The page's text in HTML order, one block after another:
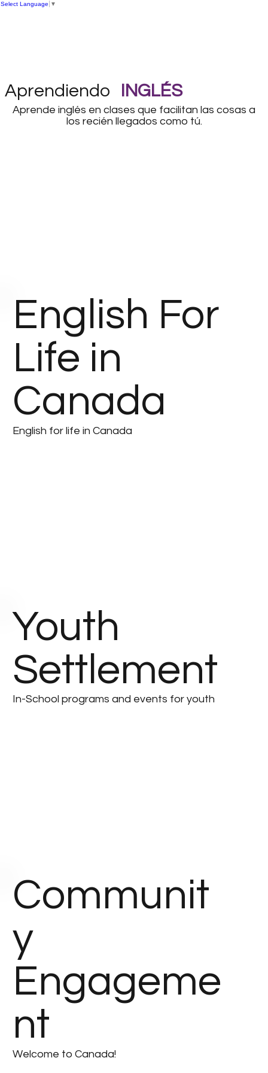
Select Language ▼
Aprendiendo INGLÉS
Aprende inglés en clases que facilitan las cosas a
los recién llegados como tú.
English For
Life in
Canada
English for life in Canada
Youth
Settlement
In-School programs and events for youth
Communit
y
Engageme
nt
Welcome to Canada!